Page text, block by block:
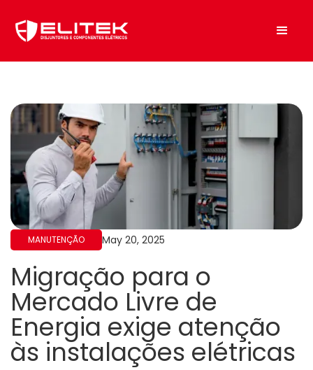
MANUTENÇÃO May 20, 2025
Migração para o
Mercado Livre de
Energia exige atenção
às instalações elétricas